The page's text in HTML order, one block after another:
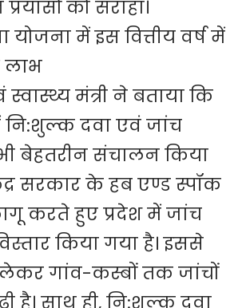
को सराहा।
में इस वित्तीय वर्ष में
लाभ
स्वास्थ्य मंत्री ने बताया कि
नि:शुल्क दवा एवं जांच
बेहतरीन संचालन किया
सरकार के हब एण्ड स्पॉक
करते हुए प्रदेश में जांच
किया गया है। इससे
गांव-कस्बों तक जांचों
है। साथ ही, नि:शुल्क दवा